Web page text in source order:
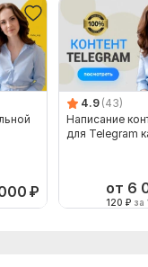
₽
4.9 (43)
Написание
для Telegram
от 6
120 ₽ за